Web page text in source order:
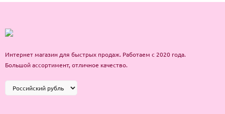
Интернет магазин для быстрых продаж. Работаем с 2020 года.
Большой ассортимент, отличное качество.